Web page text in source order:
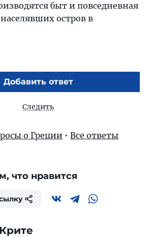
быт и повседневная
остров в
Добавить ответ
Следить
о Греции • Все ответы
что нравится